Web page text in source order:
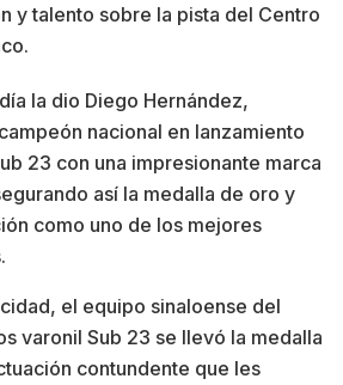
y talento sobre la pista del Centro
la dio Diego Hernández,
nacional en lanzamiento
23 con una impresionante marca
así la medalla de oro y
como uno de los mejores
el equipo sinaloense del
varonil Sub 23 se llevó la medalla
contundente que les